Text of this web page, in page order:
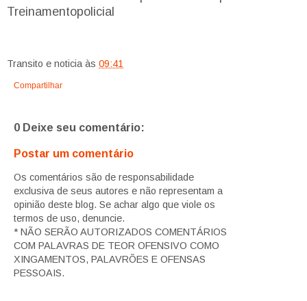
Treinamentopolicial
Transito e noticia às 09:41
Compartilhar
0 Deixe seu comentário:
Postar um comentário
Os comentários são de responsabilidade
exclusiva de seus autores e não representam a
opinião deste blog. Se achar algo que viole os
termos de uso, denuncie.
* NÃO SERÃO AUTORIZADOS COMENTÁRIOS
COM PALAVRAS DE TEOR OFENSIVO COMO
XINGAMENTOS, PALAVRÕES E OFENSAS
PESSOAIS.